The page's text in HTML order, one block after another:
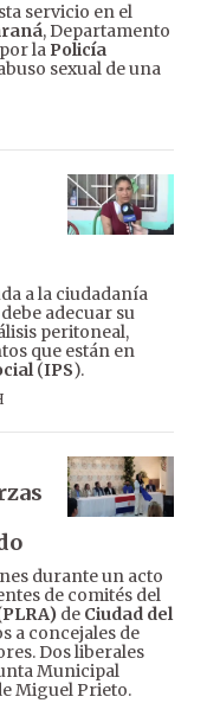
servicio en el
, Departamento
la Policía
sexual de una
a la ciudadanía
adecuar su
peritoneal,
que están en
(IPS).
durante un acto
de comités del
de Ciudad del
a concejales de
Dos liberales
Municipal
Miguel Prieto.